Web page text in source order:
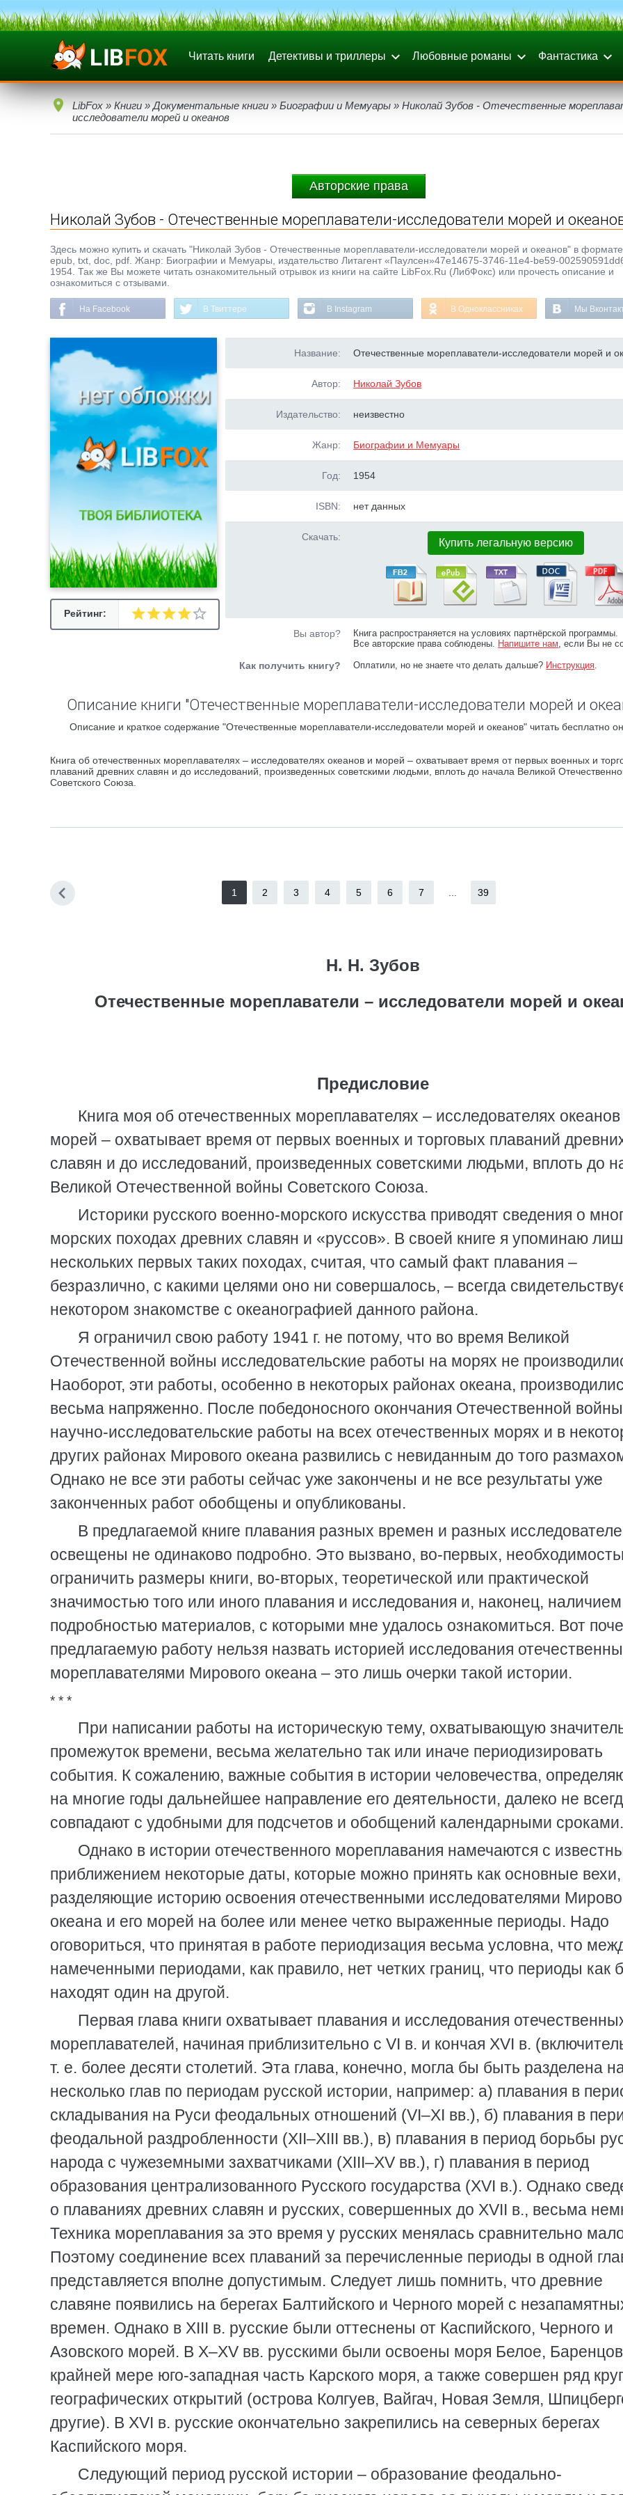
Читать книги Детективы и триллеры Любовные романы Фантастика
LibFox » Книги » Документальные книги » Биографии и Мемуары » Николай Зубов - Отечественные
исследователи морей и океанов
Авторские права
Николай Зубов - Отечественные мореплаватели-исследователи морей и
Здесь можно купить и скачать "Николай Зубов - Отечественные мореплаватели-исследователи морей и океанов" в формате
epub, txt, doc, pdf. Жанр: Биографии и Мемуары, издательство Литагент «Паулсен»47e14675-3746-11e4-be59-
1954. Так же Вы можете читать ознакомительный отрывок из книги на сайте LibFox.Ru (ЛибФокс) или прочесть описание и
ознакомиться с отзывами.
На Facebook В Твиттере В Instagram В Одноклассниках Мы
Рейтинг:
Название: Отечественные мореплаватели-исследователи морей и
Автор: Николай Зубов
Издательство: неизвестно
Жанр: Биографии и Мемуары
Год: 1954
ISBN: нет данных
Скачать: Купить легальную версию
Вы автор?
Книга распространяется на условиях партнёрской программы.
Все авторские права соблюдены. Напишите нам, если Вы не
Как получить книгу? Оплатили, но не знаете что делать дальше? Инструкция.
Описание книги "Отечественные мореплаватели-исследователи морей и
Описание и краткое содержание "Отечественные мореплаватели-исследователи морей и океанов" читать бесплатно
Книга об отечественных мореплавателях – исследователях океанов и морей – охватывает время от первых военных и
плаваний древних славян и до исследований, произведенных советскими людьми, вплоть до начала Великой
Советского Союза.
1 2 3 4 5 6 7 39
Н. Н. Зубов
Отечественные мореплаватели – исследователи морей и
Предисловие
Книга моя об отечественных мореплавателях – исследователях
морей – охватывает время от первых военных и торговых плаваний
славян и до исследований, произведенных советскими людьми, вплоть до
Великой Отечественной войны Советского Союза.
Историки русского военно-морского искусства приводят сведения о
морских походах древних славян и «руссов». В своей книге я упоминаю
нескольких первых таких походах, считая, что самый факт плавания –
безразлично, с какими целями оно ни совершалось, – всегда
некотором знакомстве с океанографией данного района.
Я ограничил свою работу 1941 г. не потому, что во время Великой
Отечественной войны исследовательские работы на морях не
Наоборот, эти работы, особенно в некоторых районах океана,
весьма напряженно. После победоносного окончания Отечественной войны
научно-исследовательские работы на всех отечественных морях и в
других районах Мирового океана развились с невиданным до того
Однако не все эти работы сейчас уже закончены и не все результаты уже
законченных работ обобщены и опубликованы.
В предлагаемой книге плавания разных времен и разных
освещены не одинаково подробно. Это вызвано, во-первых,
ограничить размеры книги, во-вторых, теоретической или практической
значимостью того или иного плавания и исследования и, наконец,
подробностью материалов, с которыми мне удалось ознакомиться. Вот
предлагаемую работу нельзя назвать историей исследования
мореплавателями Мирового океана – это лишь очерки такой истории.
* * *
При написании работы на историческую тему, охватывающую
промежуток времени, весьма желательно так или иначе периодизировать
события. К сожалению, важные события в истории человечества,
на многие годы дальнейшее направление его деятельности, далеко не
совпадают с удобными для подсчетов и обобщений календарными сроками.
Однако в истории отечественного мореплавания намечаются с
приближением некоторые даты, которые можно принять как основные вехи,
разделяющие историю освоения отечественными исследователями
океана и его морей на более или менее четко выраженные периоды. Надо
оговориться, что принятая в работе периодизация весьма условна, что
намеченными периодами, как правило, нет четких границ, что периоды как
находят один на другой.
Первая глава книги охватывает плавания и исследования
мореплавателей, начиная приблизительно с VI в. и кончая XVI в.
т. е. более десяти столетий. Эта глава, конечно, могла бы быть разделена
несколько глав по периодам русской истории, например: а) плавания в
складывания на Руси феодальных отношений (VI–XI вв.), б) плавания в
феодальной раздробленности (XII–XIII вв.), в) плавания в период борьбы
народа с чужеземными захватчиками (XIII–XV вв.), г) плавания в период
образования централизованного Русского государства (XVI в.). Однако
о плаваниях древних славян и русских, совершенных до XVII в., весьма
Техника мореплавания за это время у русских менялась сравнительно
Поэтому соединение всех плаваний за перечисленные периоды в одной
представляется вполне допустимым. Следует лишь помнить, что древние
славяне появились на берегах Балтийского и Черного морей с
времен. Однако в XIII в. русские были оттеснены от Каспийского, Черного и
Азовского морей. В X–XV вв. русскими были освоены моря Белое,
крайней мере юго-западная часть Карского моря, а также совершен ряд
географических открытий (острова Колгуев, Вайгач, Новая Земля,
другие). В XVI в. русские окончательно закрепились на северных берегах
Каспийского моря.
Следующий период русской истории – образование феодально-